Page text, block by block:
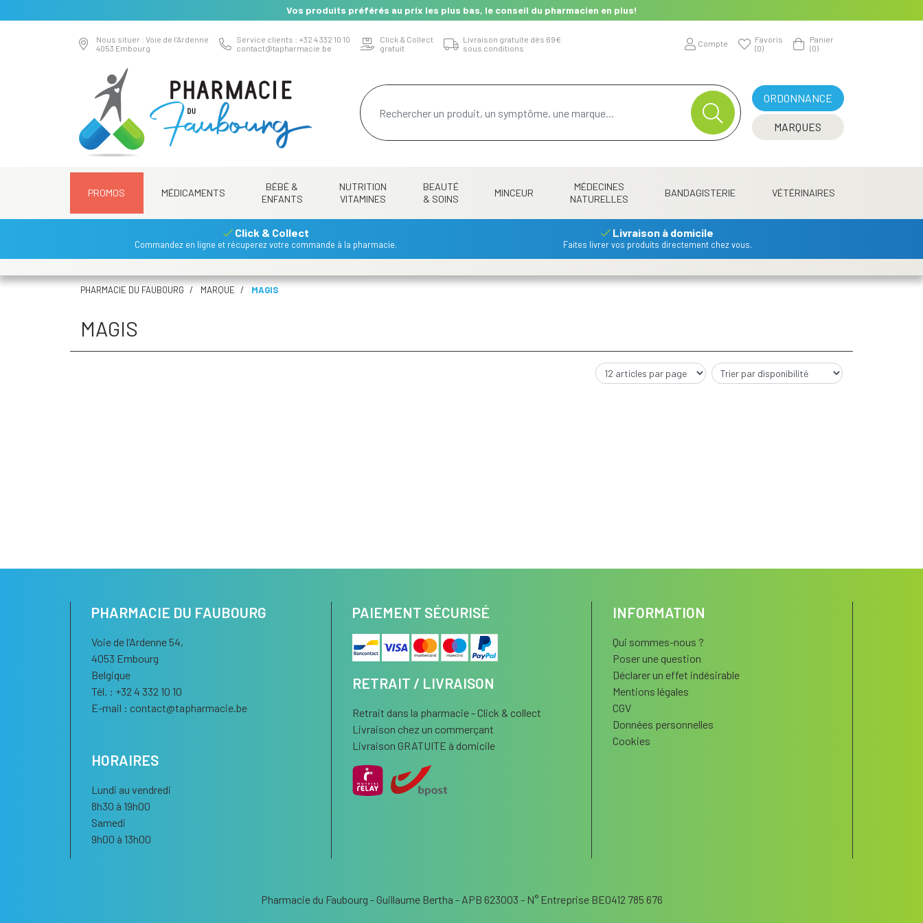
Vos produits préférés au prix les plus bas, le conseil du pharmacien en plus!
Nous situer : Voie de l’Ardenne
4053 Embourg
Service clients : +32 4 332 10 10
contact@tapharmacie.be
Click & Collect
gratuit
Livraison gratuite dès 69€
sous conditions
Compte
Favoris
(0)
Panier
(0)
ORDONNANCE
MARQUES
PROMOS MÉDICAMENTS
BÉBÉ &
ENFANTS
NUTRITION
VITAMINES
BEAUTÉ
& SOINS
MINCEUR
MÉDECINES
NATURELLES
BANDAGISTERIE VÉTÉRINAIRES
Click & Collect
Commandez en ligne et récuperez votre commande à la pharmacie.
Livraison à domicile
Faites livrer vos produits directement chez vous.
PHARMACIE DU FAUBOURG MARQUE MAGIS
MAGIS
PHARMACIE DU FAUBOURG
Voie de l’Ardenne 54,
4053 Embourg
Belgique
Tél. : +32 4 332 10 10
E-mail : contact@tapharmacie.be
HORAIRES
Lundi au vendredi
8h30 à 19h00
Samedi
9h00 à 13h00
PAIEMENT SÉCURISÉ
RETRAIT / LIVRAISON
Retrait dans la pharmacie - Click & collect
Livraison chez un commerçant
Livraison GRATUITE à domicile
INFORMATION
Qui sommes-nous ?
Poser une question
Déclarer un effet indésirable
Mentions légales
CGV
Données personnelles
Cookies
Pharmacie du Faubourg - Guillaume Bertha - APB 623003 - N° Entreprise BE0412 785 676